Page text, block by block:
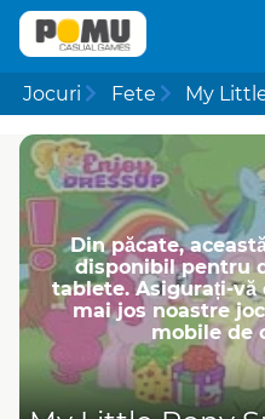
Jocuri Fete My
Din păcate,
disponibil pentru
tablete. Asigurați-
mai jos noastre
mobile de